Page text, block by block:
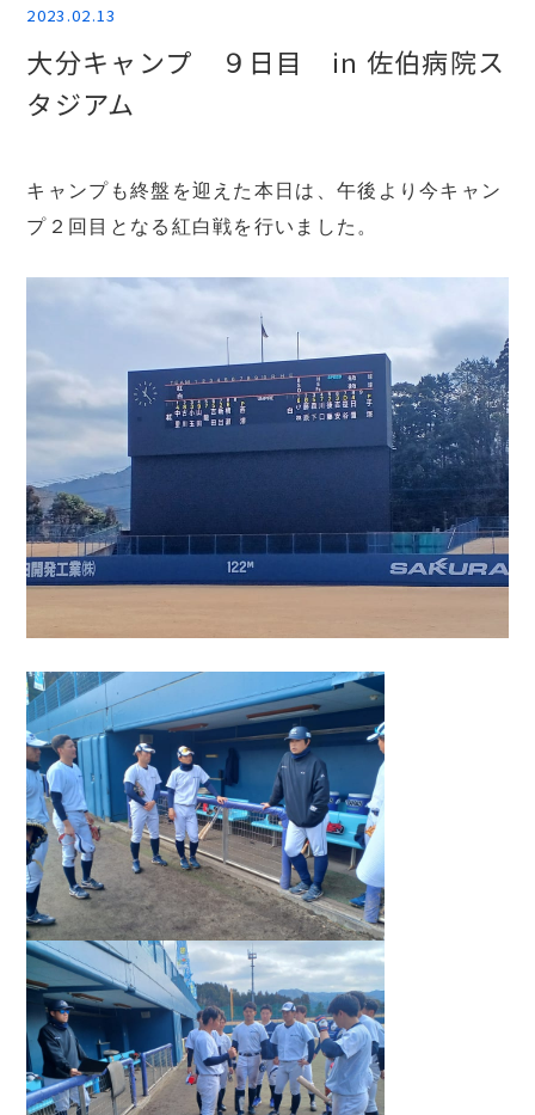
2023.02.13
大分キャンプ ９日目 in 佐伯病院ス
タジアム
キャンプも終盤を迎えた本日は、午後より今キャン
プ２回目となる紅白戦を行いました。